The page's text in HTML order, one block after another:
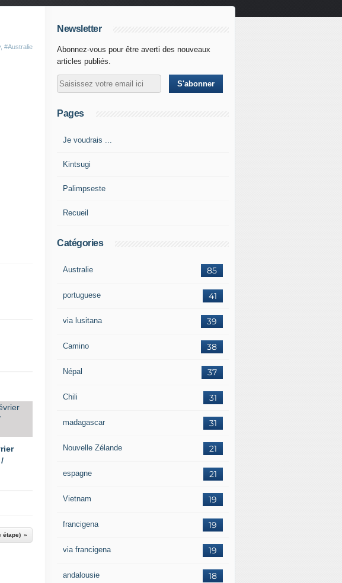
, #Australie
étape)
Newsletter
Abonnez-vous pour être averti des nouveaux
articles publiés.
Pages
Je voudrais ...
Kintsugi
Palimpseste
Recueil
Catégories
85
Australie
41
portuguese
39
via lusitana
38
Camino
37
Népal
31
Chili
31
madagascar
21
Nouvelle Zélande
21
espagne
19
Vietnam
19
francigena
19
via francigena
18
andalousie